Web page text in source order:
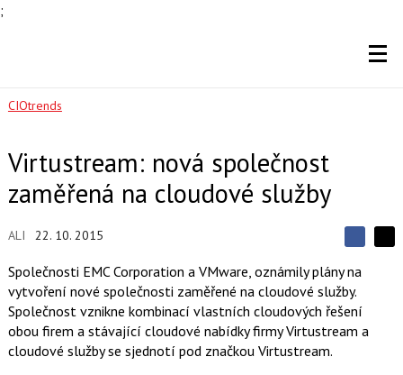
;
CIOtrends
Virtustream: nová společnost
zaměřená na cloudové služby
ALI 22. 10. 2015
S
d
í
l
e
S
í
l
j
t
Společnosti EMC Corporation a VMware, oznámily plány na
vytvoření nové společnosti zaměřené na cloudové služby.
Společnost vznikne kombinací vlastních cloudových řešení
obou firem a stávající cloudové nabídky firmy Virtustream a
cloudové služby se sjednotí pod značkou Virtustream.